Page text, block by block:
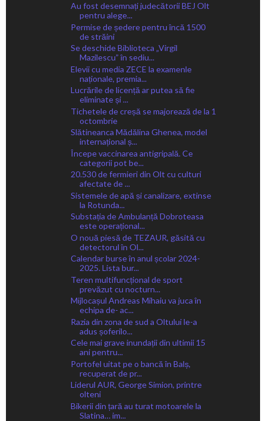
Au fost desemnați judecătorii BEJ Olt
pentru alege...
Permise de ședere pentru încă 1500
de străini
Se deschide Biblioteca „Virgil
Mazilescu” în sediu...
Elevii cu media ZECE la examenle
naționale, premia...
Lucrările de licență ar putea să fie
eliminate și ...
Tichetele de creșă se majorează de la 1
octombrie
Slătineanca Mădălina Ghenea, model
internațional ș...
Începe vaccinarea antigripală. Ce
categorii pot be...
20.530 de fermieri din Olt cu culturi
afectate de ...
Sistemele de apă și canalizare, extinse
la Rotunda...
Substația de Ambulanță Dobroteasa
este operațional...
O nouă piesă de TEZAUR, găsită cu
detectorul în Ol...
Calendar burse în anul școlar 2024-
2025. Lista bur...
Teren multifuncțional de sport
prevăzut cu nocturn...
Mijlocașul Andreas Mihaiu va juca în
echipa de- ac...
Razia din zona de sud a Oltului le-a
adus șoferilo...
Cele mai grave inundații din ultimii 15
ani pentru...
Portofel uitat pe o bancă în Balș,
recuperat de pr...
Liderul AUR, George Simion, printre
olteni
Bikerii din țară au turat motoarele la
Slatina… im...